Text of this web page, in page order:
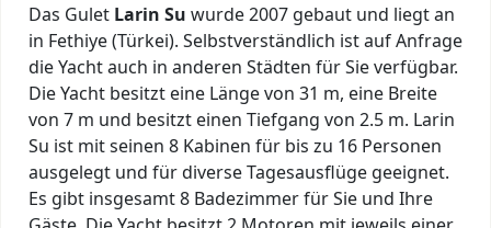
Das Gulet Larin Su wurde 2007 gebaut und liegt an
in Fethiye (Türkei). Selbstverständlich ist auf Anfrage
die Yacht auch in anderen Städten für Sie verfügbar.
Die Yacht besitzt eine Länge von 31 m, eine Breite
von 7 m und besitzt einen Tiefgang von 2.5 m. Larin
Su ist mit seinen 8 Kabinen für bis zu 16 Personen
ausgelegt und für diverse Tagesausflüge geeignet.
Es gibt insgesamt 8 Badezimmer für Sie und Ihre